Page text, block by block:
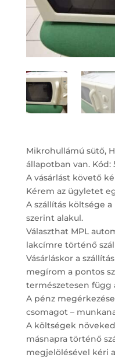
Mikrohullámú sütő,
állapotban van. Kód:
A vásárlást követő
Kérem az ügyletet
A szállítás költsége
szerint alakul.
Választhat MPL
lakcímre történő
Vásárláskor a
megírom a pontos
természetesen függ
A pénz
csomagot –
A költségek
másnapra történő
megjelölésével kéri